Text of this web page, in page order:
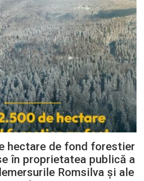
hectare de fond forestier
în proprietatea publică a
Romsilva și ale